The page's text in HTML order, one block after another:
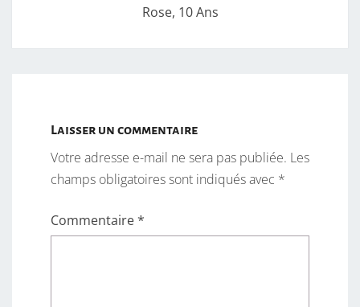
Rose, 10 Ans
Laisser un commentaire
Votre adresse e-mail ne sera pas publiée. Les
champs obligatoires sont indiqués avec *
Commentaire*